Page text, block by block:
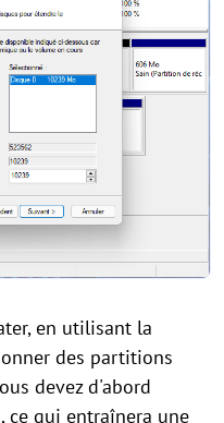
en utilisant la
des partitions
devez d'abord
qui entraînera une